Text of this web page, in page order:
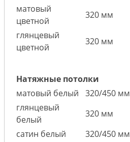
матовый
цветной
320 мм
глянцевый
цветной
320 мм
Натяжные потолки
матовый белый
320/450 мм
глянцевый
белый
320 мм
сатин белый
320/450 мм